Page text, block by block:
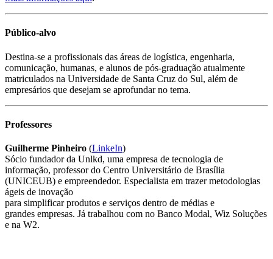
Público-alvo
Destina-se a profissionais das áreas de logística, engenharia,
comunicação, humanas, e alunos de pós-graduação atualmente
matriculados na Universidade de Santa Cruz do Sul, além de
empresários que desejam se aprofundar no tema.
Professores
Guilherme Pinheiro (LinkeIn)
Sócio fundador da Unlkd, uma empresa de tecnologia de
informação, professor do Centro Universitário de Brasília
(UNICEUB) e empreendedor. Especialista em trazer metodologias
ágeis de inovação
para simplificar produtos e serviços dentro de médias e
grandes empresas. Já trabalhou com no Banco Modal, Wiz Soluções
e na W2.